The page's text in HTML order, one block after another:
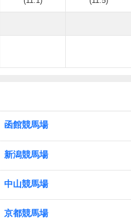
函館競馬場
新潟競馬場
中山競馬場
京都競馬場